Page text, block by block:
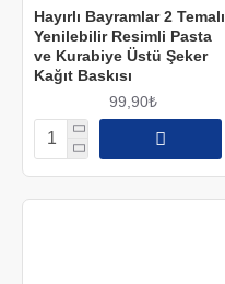
Hayırlı Bayramlar 2 Temalı
Yenilebilir Resimli Pasta
ve Kurabiye Üstü Şeker
Kağıt Baskısı
99,90₺